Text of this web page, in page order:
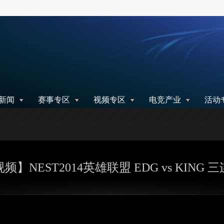
闻 赛事专区 视频专区 电竞产业 活动
频】NEST2014英雄联盟 EDG vs KING 三